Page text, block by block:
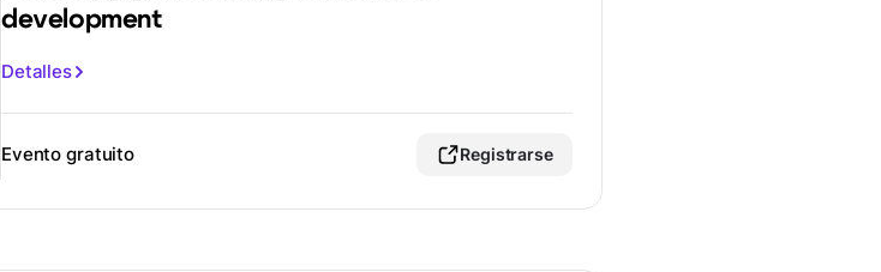
development
Detalles
Evento gratuito Registrarse